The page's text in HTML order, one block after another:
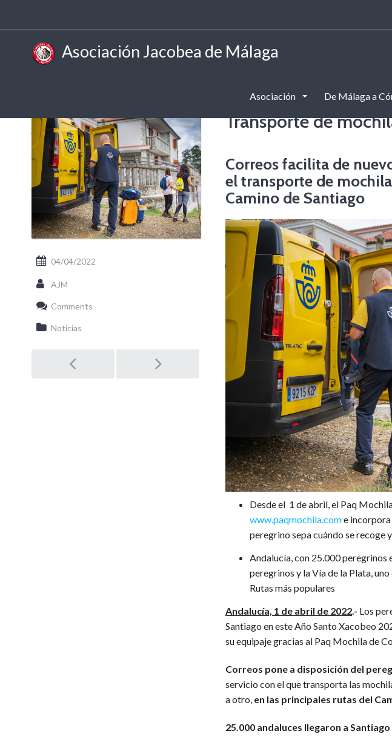
Asociación Jacobea de Málaga
Asociación De Málaga a
Transporte de
Correos facilita de
el transporte de
Camino de Santiago
Desde el 1 de abril, el Paq
www.paqmochila.come
peregrino sepa cuándo se recoge
Andalucía, con 25.000 peregrinos
peregrinos y la Vía de la Plata,
Rutas más populares
Andalucía, 1 de abril de 2022.- Los
Santiago en este Año Santo Xacobeo
su equipaje gracias al Paq Mochila de
Correos pone a disposición del
servicio con el que transporta las
a otro, en las principales rutas del
25.000 andaluces llegaron a Santiago
04/04/2022
AJM
Comments
Noticias
Post